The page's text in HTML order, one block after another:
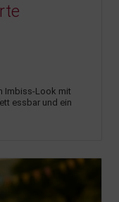
Imbiss-Look mit
essbar und ein